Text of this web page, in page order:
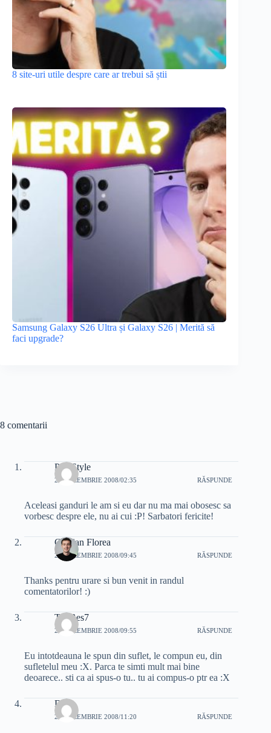
8 site-uri utile despre care ar trebui să știi
Samsung Galaxy S26 Ultra și Galaxy S26 | Merită să
faci upgrade?
8 comentarii
PiticStyle
25 DECEMBRIE 2008/02:35 RĂSPUNDE
Aceleasi ganduri le am si eu dar nu ma mai obosesc sa
vorbesc despre ele, nu ai cui :P! Sarbatori fericite!
Cristian Florea
25 DECEMBRIE 2008/09:45 RĂSPUNDE
Thanks pentru urare si bun venit in randul
comentatorilor! :)
TheBes7
25 DECEMBRIE 2008/09:55 RĂSPUNDE
Eu intotdeauna le spun din suflet, le compun eu, din
sufletelul meu :X. Parca te simti mult mai bine
deoarece.. sti ca ai spus-o tu.. tu ai compus-o ptr ea :X
D
25 DECEMBRIE 2008/11:20 RĂSPUNDE